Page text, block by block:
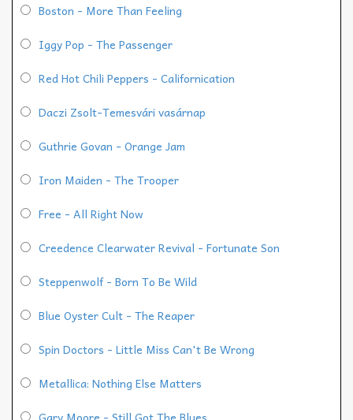
Boston - More Than Feeling
Iggy Pop - The Passenger
Red Hot Chili Peppers - Californication
Daczi Zsolt-Temesvári vasárnap
Guthrie Govan - Orange Jam
Iron Maiden - The Trooper
Free - All Right Now
Creedence Clearwater Revival - Fortunate Son
Steppenwolf - Born To Be Wild
Blue Oyster Cult - The Reaper
Spin Doctors - Little Miss Can't Be Wrong
Metallica: Nothing Else Matters